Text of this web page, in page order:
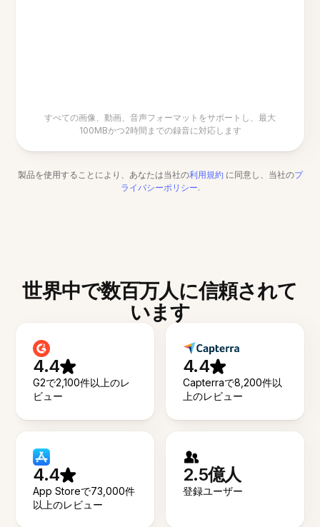
すべての画像、動画、音声フォーマットをサポートし、最大
100MBかつ2時間までの録音に対応します
製品を使用することにより、あなたは当社の利用規約 に同意し、当社のプ
ライバシーポリシー.
世界中で数百万人に信頼されて
います
4.4
G2で2,100件以上のレ
ビュー
4.4
Capterraで8,200件以
上のレビュー
4.4
App Storeで73,000件
以上のレビュー
2.5億人
登録ユーザー